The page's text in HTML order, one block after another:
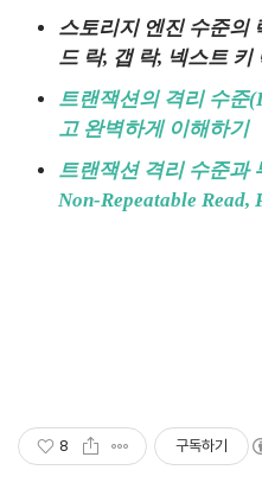
스토리지 엔진 수준의
드 락, 갭 락, 넥스트 키
트랜잭션의 격리 수준
고 완벽하게 이해하기
트랜잭션 격리 수준과
Non-Repeatable Read,
8 구독하기